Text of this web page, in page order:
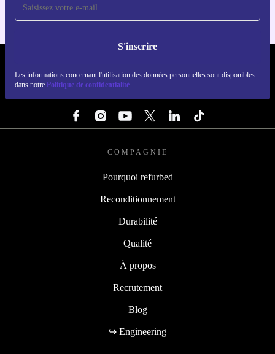
S'inscrire
Les informations concernant l'utilisation des données personnelles sont disponibles
dans notre Politique de confidentialité
COMPAGNIE
Pourquoi refurbed
Reconditionnement
Durabilité
Qualité
À propos
Recrutement
Blog
↪ Engineering